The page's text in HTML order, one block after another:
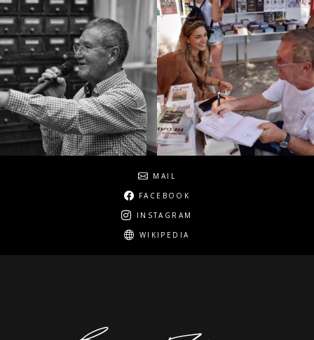
MAIL
FACEBOOK
INSTAGRAM
WIKIPEDIA